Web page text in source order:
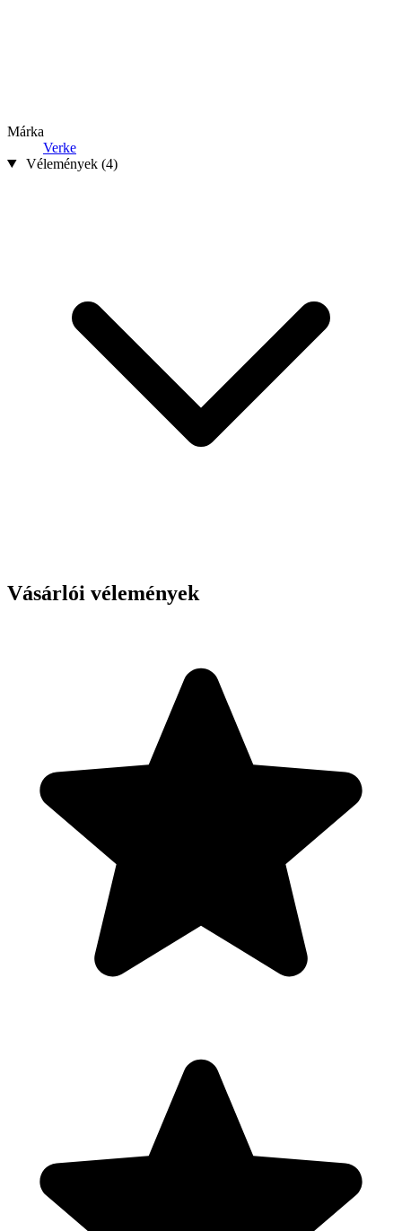
Márka
Verke
Vélemények (4)
Vásárlói vélemények